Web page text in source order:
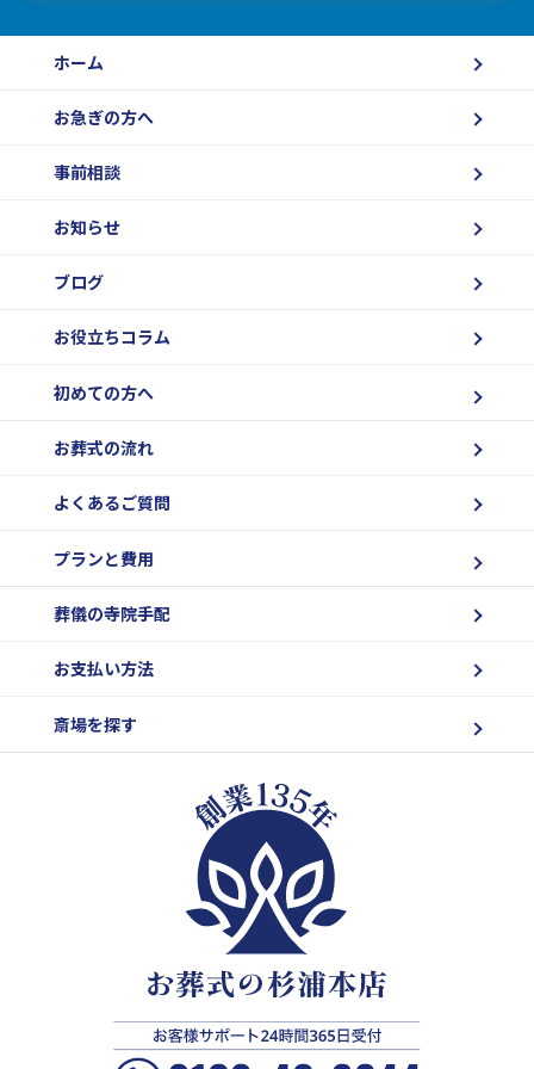
ホーム
お急ぎの方へ
事前相談
お知らせ
ブログ
お役立ちコラム
初めての方へ
お葬式の流れ
よくあるご質問
プランと費用
葬儀の寺院手配
お支払い方法
斎場を探す